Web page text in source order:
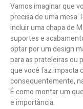
Vamos imaginar que
precisa de uma mesa.
incluir uma chapa de
suportes e
optar por um design
para as prateleiras ou
que você faz impacta
consequentemente,
É como montar um
e importância.